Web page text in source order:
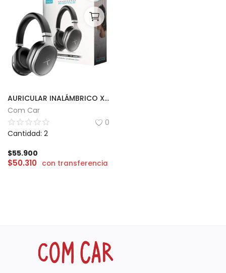
AURICULAR INALÁMBRICO XAEA RADIANCE
Com Car
0
Cantidad: 2
$55.900
$50.310 con transferencia